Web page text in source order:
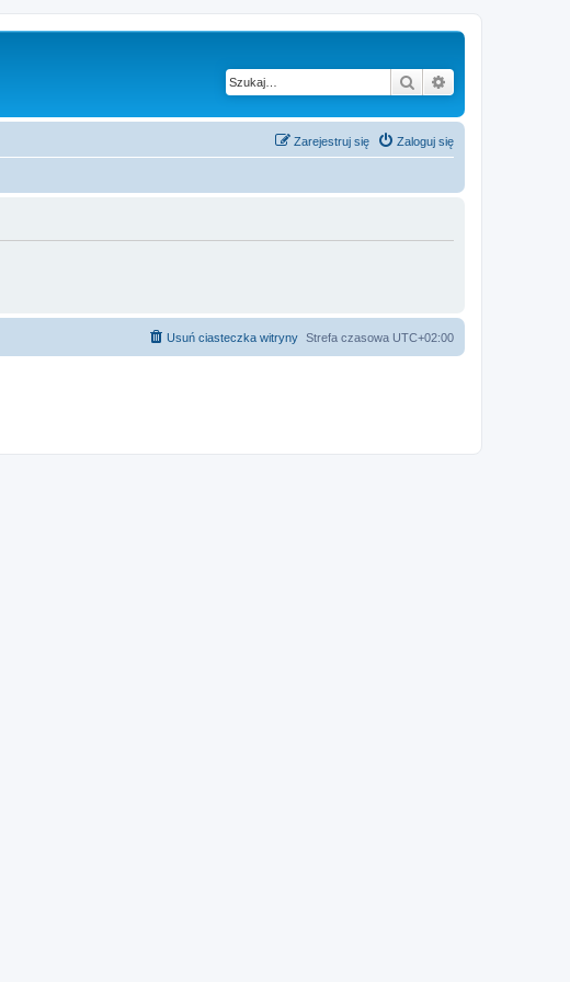
Szukaj
Zaloguj się
Zarejestruj się
Strefa czasowa UTC+02:00
Usuń ciasteczka witryny